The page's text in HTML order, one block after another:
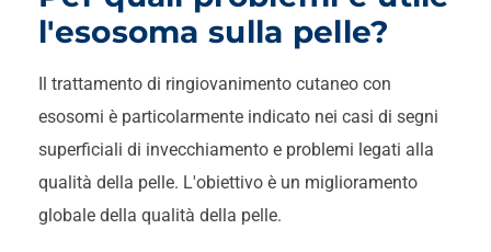
l'esosoma sulla pelle?
Il trattamento di ringiovanimento cutaneo con
esosomi è particolarmente indicato nei casi di segni
superficiali di invecchiamento e problemi legati alla
qualità della pelle. L'obiettivo è un miglioramento
globale della qualità della pelle.